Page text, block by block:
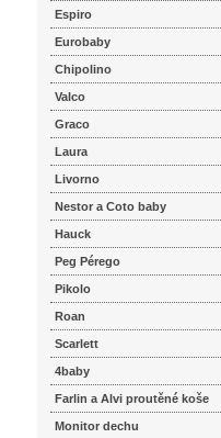
Espiro
Eurobaby
Chipolino
Valco
Graco
Laura
Livorno
Nestor a Coto baby
Hauck
Peg Pérego
Pikolo
Roan
Scarlett
4baby
Farlin a Alvi proutěné koše
Monitor dechu